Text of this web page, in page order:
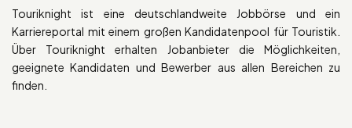
Touriknight ist eine deutschlandweite Jobbörse und ein
Karriereportal mit einem großen Kandidatenpool für Touristik.
Über Touriknight erhalten Jobanbieter die Möglichkeiten,
geeignete Kandidaten und Bewerber aus allen Bereichen zu
finden.